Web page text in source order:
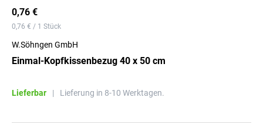
0,76 €
0,76 € / 1 Stück
W.Söhngen GmbH
Einmal-Kopfkissenbezug 40 x 50 cm
Lieferbar | Lieferung in 8-10 Werktagen.